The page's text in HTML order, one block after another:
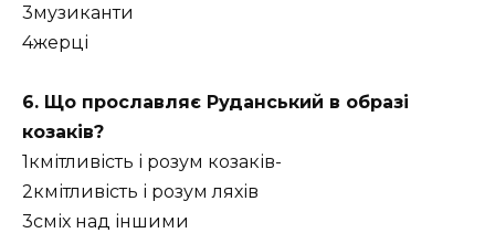
3музиканти
4жерці
6. Що прославляє Руданський в образі
козаків?
1кмітливість і розум козаків-
2кмітливість і розум ляхів
3сміх над іншими